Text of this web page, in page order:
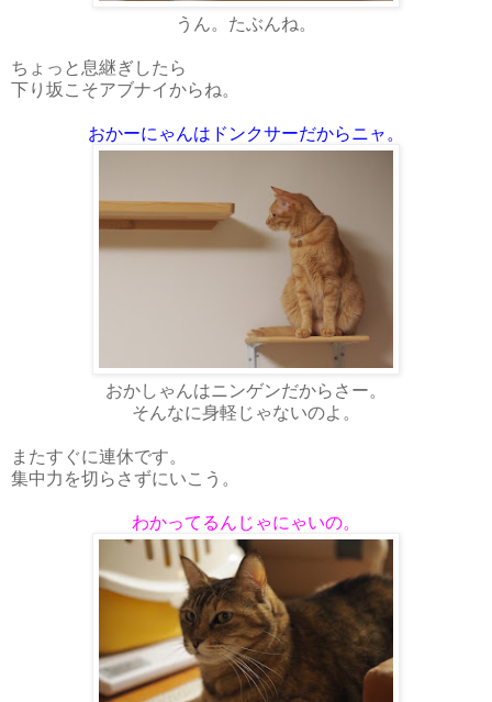
うん。たぶんね。
ちょっと息継ぎしたら
下り坂こそアブナイからね。
おかーにゃんはドンクサーだからニャ。
おかしゃんはニンゲンだからさー。
そんなに身軽じゃないのよ。
またすぐに連休です。
集中力を切らさずにいこう。
わかってるんじゃにゃいの。